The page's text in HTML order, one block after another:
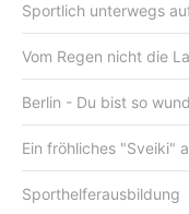
Sportlich unterwegs
Vom Regen nicht die
Berlin - Du bist so
Ein fröhliches "Sveiki"
Sporthelferausbildung